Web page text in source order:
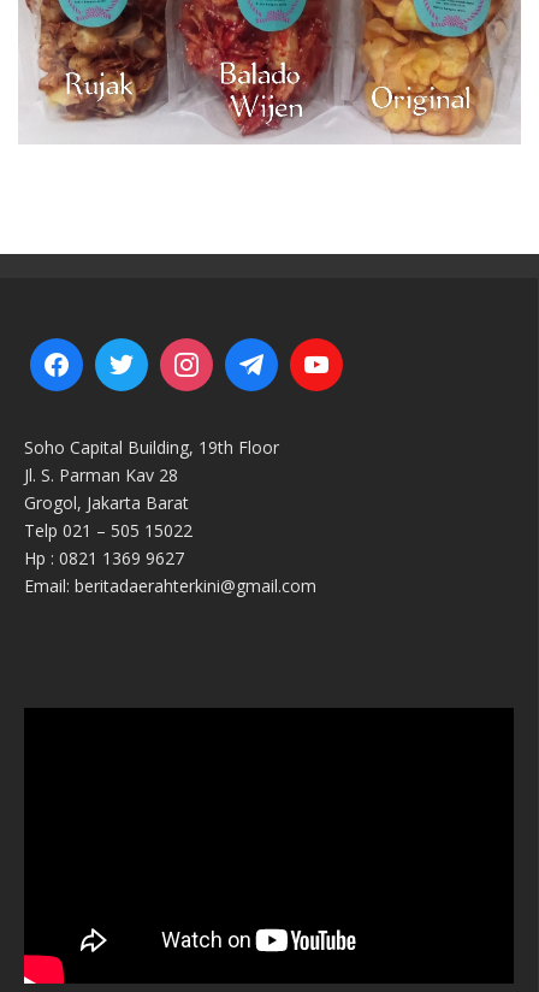
Soho Capital Building, 19th Floor
Jl. S. Parman Kav 28
Grogol, Jakarta Barat
Telp 021 – 505 15022
Hp : 0821 1369 9627
Email: beritadaerahterkini@gmail.com